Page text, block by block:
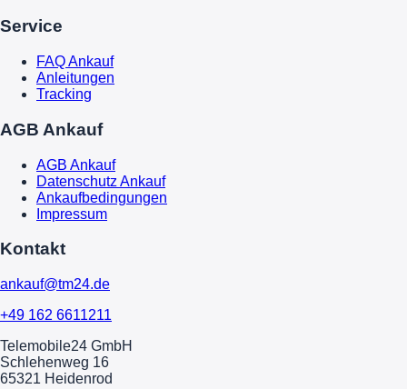
Service
FAQ Ankauf
Anleitungen
Tracking
AGB Ankauf
AGB Ankauf
Datenschutz Ankauf
Ankaufbedingungen
Impressum
Kontakt
ankauf@tm24.de
+49 162 6611211
Telemobile24 GmbH
Schlehenweg 16
65321 Heidenrod